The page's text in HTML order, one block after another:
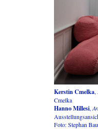
Kerstin Cmelka,
Cmelka
Hanno Millesi,
Foto: Stephan